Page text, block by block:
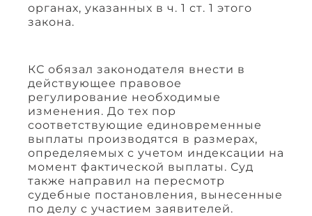
органах, указанных в ч. 1 ст. 1 этого
закона.
КС обязал законодателя внести в
действующее правовое
регулирование необходимые
изменения. До тех пор
соответствующие единовременные
выплаты производятся в размерах,
определяемых с учетом индексации на
момент фактической выплаты. Суд
также направил на пересмотр
судебные постановления, вынесенные
по делу с участием заявителей.